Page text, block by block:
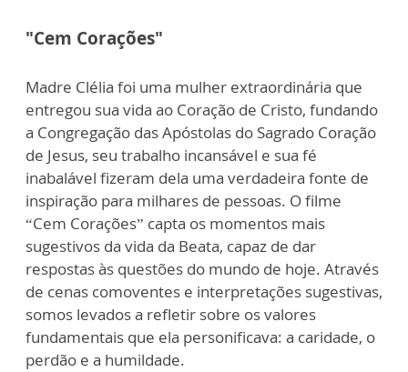
"Cem Corações"
Madre Clélia foi uma mulher extraordinária que
entregou sua vida ao Coração de Cristo, fundando
a Congregação das Apóstolas do Sagrado Coração
de Jesus, seu trabalho incansável e sua fé
inabalável fizeram dela uma verdadeira fonte de
inspiração para milhares de pessoas. O filme
“Cem Corações” capta os momentos mais
sugestivos da vida da Beata, capaz de dar
respostas às questões do mundo de hoje. Através
de cenas comoventes e interpretações sugestivas,
somos levados a refletir sobre os valores
fundamentais que ela personificava: a caridade, o
perdão e a humildade.